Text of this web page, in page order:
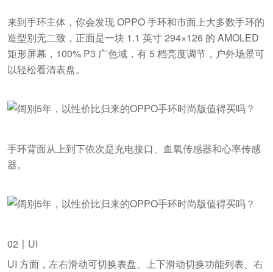
来到手环主体，你会发现 OPPO 手环和市面上大多数手环的
造型别无二致，正面是一块 1.1 英寸 294×126 的 AMOLED
矩形屏幕，100% P3 广色域，有 5 档亮度调节，户外场景可
以轻松看清表盘。
手环背面从上到下依次是充电接口、血氧传感器和心率传感
器。
02〡UI
UI 方面，左右滑动可切换表盘、上下滑动切换功能列表、右